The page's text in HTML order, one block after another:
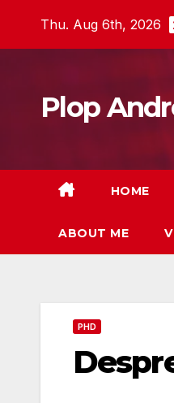
Thu. Aug 6th, 2026
Plop
HOME
ABOUT ME
PHD